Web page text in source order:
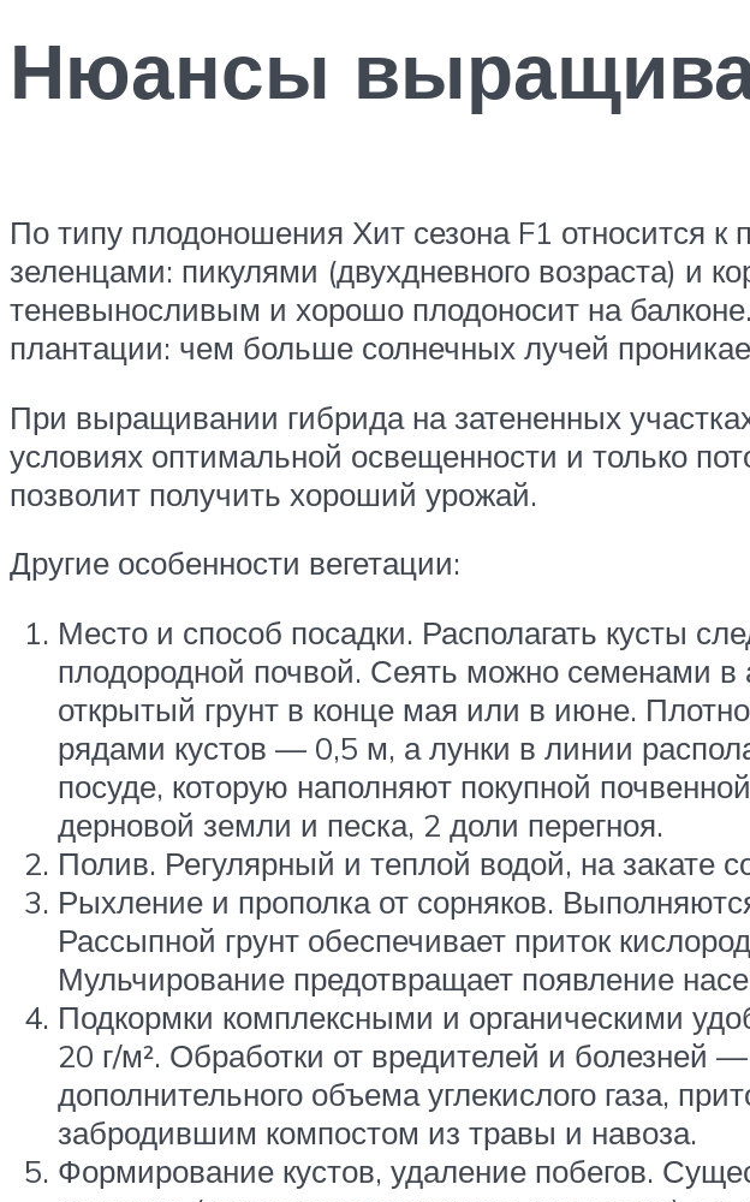
Нюансы
По типу плодоношения Хит сезона F1 относится к
зеленцами: пикулями (двухдневного возраста) и
теневыносливым и хорошо плодоносит на
плантации: чем больше солнечных лучей
При выращивании гибрида на затененных
условиях оптимальной освещенности и только
позволит получить хороший урожай.
Другие особенности вегетации:
Место и способ посадки. Располагать кусты
плодородной почвой. Сеять можно семенами в
открытый грунт в конце мая или в июне.
рядами кустов — 0,5 м, а лунки в линии
посуде, которую наполняют покупной
дерновой земли и песка, 2 доли перегноя.
Полив. Регулярный и теплой водой, на закате
Рыхление и прополка от сорняков.
Рассыпной грунт обеспечивает приток
Мульчирование предотвращает появление
Подкормки комплексными и органическими
20 г/м². Обработки от вредителей и болезней
дополнительного объема углекислого газа,
забродившим компостом из травы и навоза.
Формирование кустов, удаление побегов.